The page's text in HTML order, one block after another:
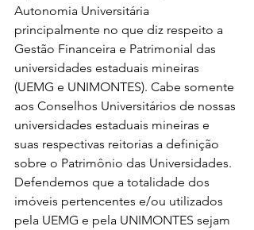
Autonomia Universitária
principalmente no que diz respeito a
Gestão Financeira e Patrimonial das
universidades estaduais mineiras
(UEMG e UNIMONTES). Cabe somente
aos Conselhos Universitários de nossas
universidades estaduais mineiras e
suas respectivas reitorias a definição
sobre o Patrimônio das Universidades.
Defendemos que a totalidade dos
imóveis pertencentes e/ou utilizados
pela UEMG e pela UNIMONTES sejam